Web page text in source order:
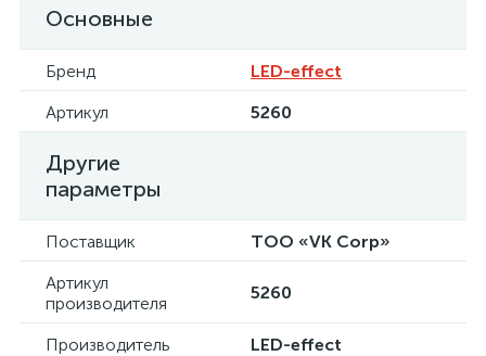
Основные
Бренд
LED-effect
Артикул
5260
Другие
параметры
Поставщик
ТОО «VK Corp»
Артикул
производителя
5260
Производитель
LED-effect